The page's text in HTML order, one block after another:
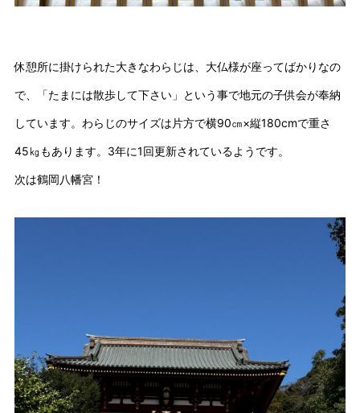
休憩所に掛けられた大きなわらじは、大仏様が座ってばかりなの
で、「たまには散歩して下さい」という事で地元の子供会が奉納
しています。わらじのサイズは片方で横90㎝×縦180cmで重さ
45㎏もあります。3年に1回更新されているようです。
次は鶴岡八幡宮！